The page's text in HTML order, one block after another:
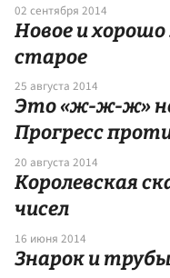
02 сентября 2014
Новое и
старое
25 августа 2014
Это «ж-ж-ж»
Прогресс
20 августа 2014
Королевская
чисел
16 июня 2014
Знарок и трубы